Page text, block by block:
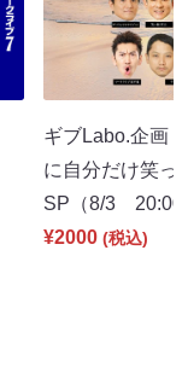
ギブLabo.企画
に自分だけ笑っ
SP（8/3 20:00
¥2000 (税込)